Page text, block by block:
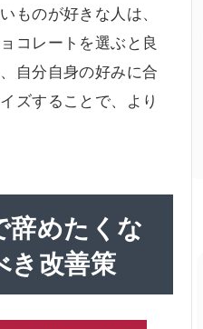
ものが好きな人は、
コレートを選ぶと良
自分自身の好みに合
ズすることで、より
辞めたくな
き改善策